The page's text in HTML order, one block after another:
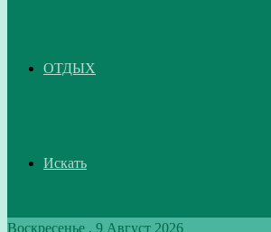
ОТДЫХ
Искать
Воскресенье , 9 Август 2026